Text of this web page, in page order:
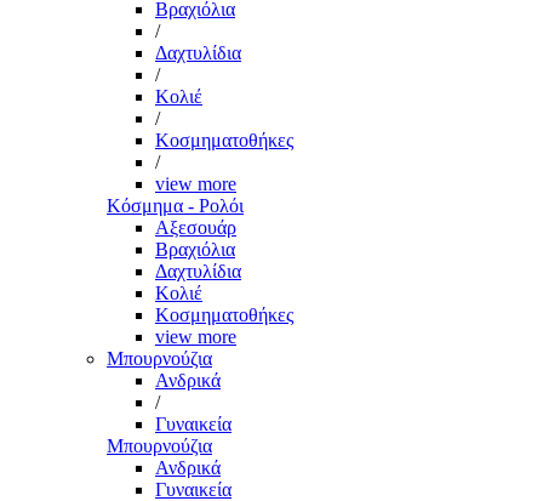
Βραχιόλια
/
Δαχτυλίδια
/
Κολιέ
/
Κοσμηματοθήκες
/
view more
Κόσμημα - Ρολόι
Αξεσουάρ
Βραχιόλια
Δαχτυλίδια
Κολιέ
Κοσμηματοθήκες
view more
Μπουρνούζια
Ανδρικά
/
Γυναικεία
Μπουρνούζια
Ανδρικά
Γυναικεία